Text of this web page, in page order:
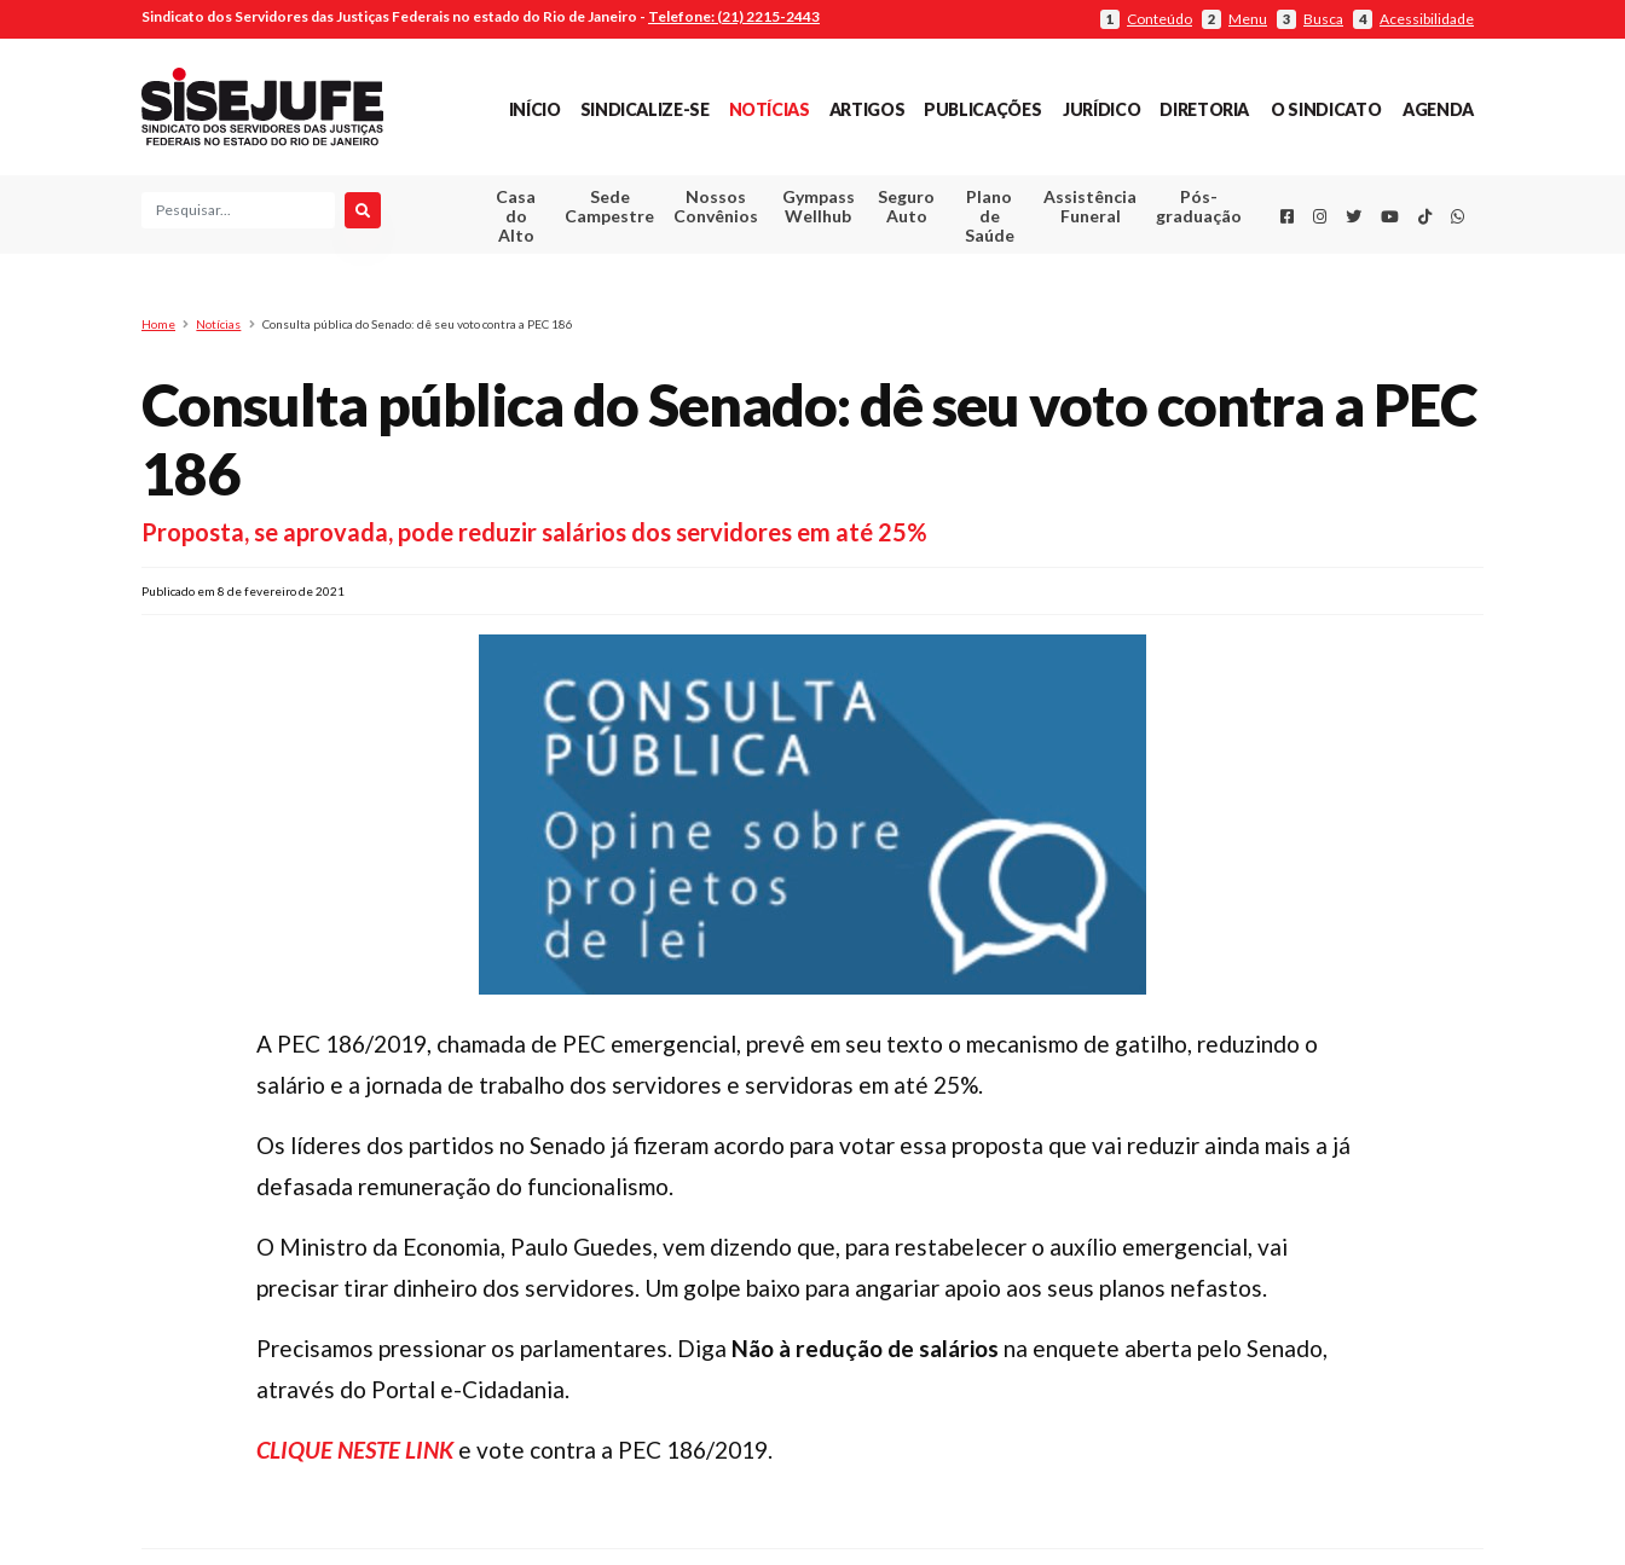
Sindicato dos Servidores das Justiças Federais no estado do Rio de Janeiro - Telefone: (21) 2215-2443 1 Conteúdo 2 Menu 3 Busca 4 Acessibilidade
INÍCIO SINDICALIZE-SE NOTÍCIAS ARTIGOS PUBLICAÇÕES JURÍDICO DIRETORIA O SINDICATO AGENDA
Pesquisa
Casa
do
Alto
Sede
Campestre
Nossos
Convênios
Gympass
Wellhub
Seguro
Auto
Plano
de
Saúde
Assistência
Funeral
Pós-
graduação
FacebookInstagram
TwitterYoutube
TikTokWhatsapp
Home Notícias Consulta pública do Senado: dê seu voto contra a PEC 186
Consulta pública do Senado: dê seu voto contra a PEC
186
Proposta, se aprovada, pode reduzir salários dos servidores em até 25%
Publicado em 8 de fevereiro de 2021
A PEC 186/2019, chamada de PEC emergencial, prevê em seu texto o mecanismo de gatilho, reduzindo o
salário e a jornada de trabalho dos servidores e servidoras em até 25%.
Os líderes dos partidos no Senado já fizeram acordo para votar essa proposta que vai reduzir ainda mais a já
defasada remuneração do funcionalismo.
O Ministro da Economia, Paulo Guedes, vem dizendo que, para restabelecer o auxílio emergencial, vai
precisar tirar dinheiro dos servidores. Um golpe baixo para angariar apoio aos seus planos nefastos.
Precisamos pressionar os parlamentares. Diga Não à redução de salários na enquete aberta pelo Senado,
através do Portal e-Cidadania.
CLIQUE NESTE LINK e vote contra a PEC 186/2019.